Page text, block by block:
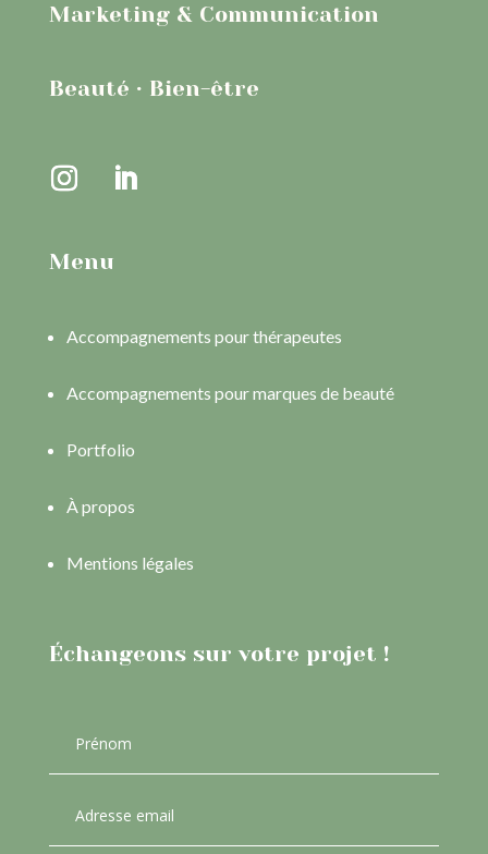
Marketing & Communication
Beauté · Bien-être
Menu
Accompagnements pour thérapeutes
Accompagnements pour marques de beauté
Portfolio
À propos
Mentions légales
Échangeons sur votre projet !